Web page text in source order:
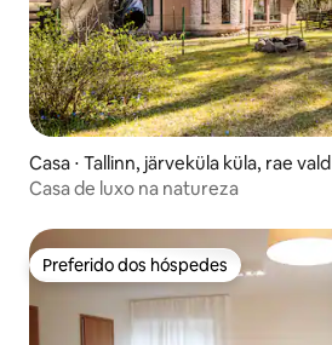
Casa ⋅ Tallinn, järveküla küla, rae vald
Casa de luxo na natureza
Preferido dos hóspedes
Preferido dos hóspedes